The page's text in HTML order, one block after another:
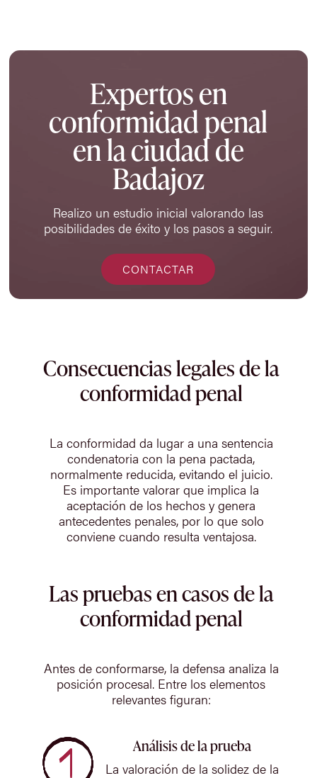
Expertos en
conformidad penal
en la ciudad de
Badajoz
Realizo un estudio inicial valorando las
posibilidades de éxito y los pasos a seguir.
CONTACTAR
Consecuencias legales de la
conformidad penal
La conformidad da lugar a una sentencia
condenatoria con la pena pactada,
normalmente reducida, evitando el juicio.
Es importante valorar que implica la
aceptación de los hechos y genera
antecedentes penales, por lo que solo
conviene cuando resulta ventajosa.
Las pruebas en casos de la
conformidad penal
Antes de conformarse, la defensa analiza la
posición procesal. Entre los elementos
relevantes figuran:
Análisis de la prueba
La valoración de la solidez de la